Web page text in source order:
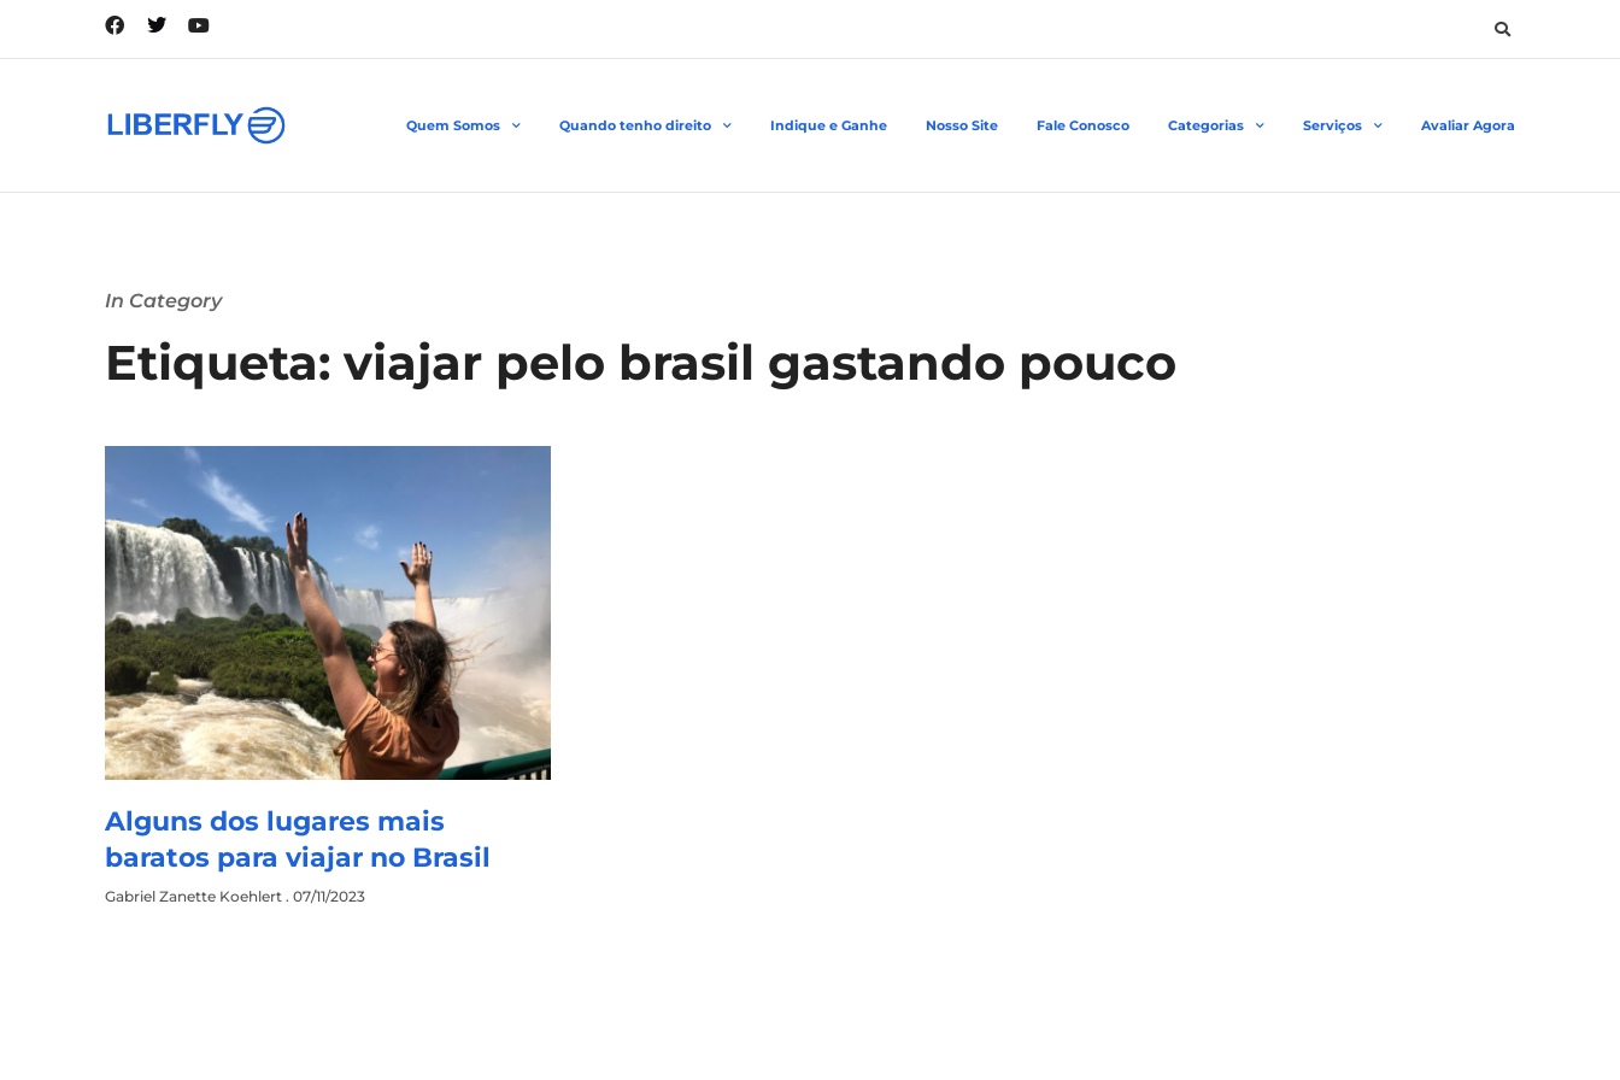
Quem Somos Quando tenho direito Indique e Ganhe Nosso Site Fale Conosco Categorias Serviços Avaliar Agora
In Category
Etiqueta: viajar pelo brasil gastando pouco
Alguns dos lugares mais
baratos para viajar no Brasil
Gabriel Zanette Koehlert 07/11/2023